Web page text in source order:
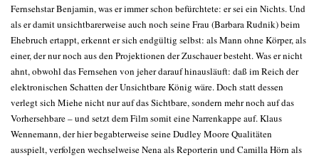
Fernsehstar Benjamin, was er immer schon befürchtete: er sei ein Nichts. Und
als er damit unsichtbarerweise auch noch seine Frau (Barbara Rudnik) beim
Ehebruch ertappt, erkennt er sich endgültig selbst: als Mann ohne Körper, als
einer, der nur noch aus den Projektionen der Zuschauer besteht. Was er nicht
ahnt, obwohl das Fernsehen von jeher darauf hinausläuft: daß im Reich der
elektronischen Schatten der Unsichtbare König wäre. Doch statt dessen
verlegt sich Miehe nicht nur auf das Sichtbare, sondern mehr noch auf das
Vorhersehbare – und setzt dem Film somit eine Narrenkappe auf. Klaus
Wennemann, der hier begabterweise seine Dudley Moore Qualitäten
ausspielt, verfolgen wechselweise Nena als Reporterin und Camilla Hörn als